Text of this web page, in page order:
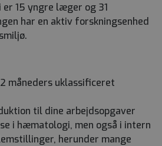
er 15 yngre læger og 31
har en aktiv forskningsenhed
måneders uklassificeret
til dine arbejdsopgaver
i hæmatologi, men også i intern
herunder mange